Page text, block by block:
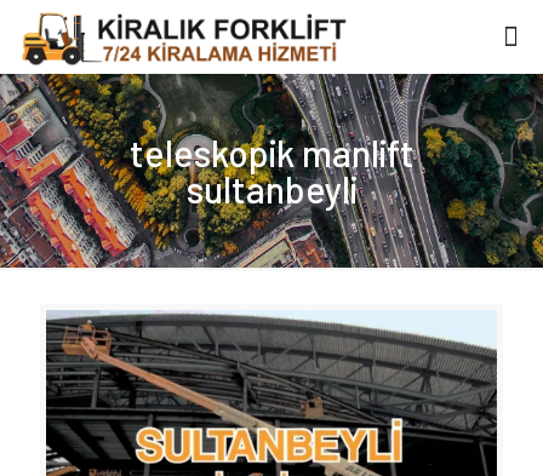
teleskopik manlift
sultanbeyli